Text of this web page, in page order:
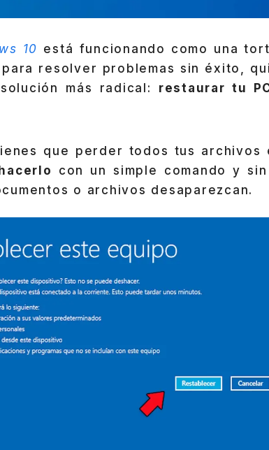
10 está funcionando como una
resolver problemas sin éxito,
más radical: restaurar tu
que perder todos tus archivos
con un simple comando y
o archivos desaparezcan.